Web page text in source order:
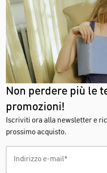
Non perdere più le
promozioni!
Iscriviti ora alla newsletter e
prossimo acquisto.